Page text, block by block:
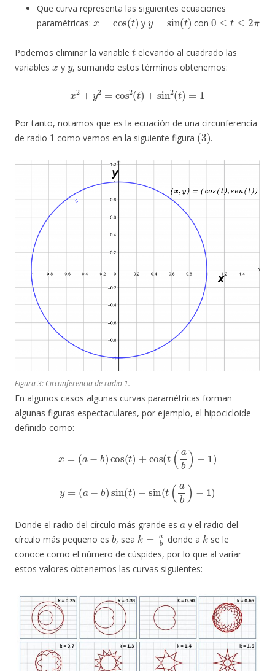
Que curva representa las siguientes ecuaciones
paramétricas:
x=cos( t)
y
y=sin(t )
con
0≤t
Podemos eliminar la variable
elevando al cuadrado las
variables
x
y
y
, sumando estos términos obtenemos:
x 2 y cos2(t + sin 2(t)=
Por tanto, notamos que es la ecuación de una circunferencia
de radio
1
como vemos en la siguiente figura
(3)
.
Figura 3: Circunferencia de radio 1.
En algunos casos algunas curvas paramétricas forman
algunas figuras espectaculares, por ejemplo, el hipocicloide
definido como:
ab)−1
ab)−1
Donde el radio del círculo más grande es
y el radio del
círculo más pequeño es
b
, sea
k=ab
donde a
k
se le
conoce como el número de cúspides, por lo que al variar
estos valores obtenemos las curvas siguientes: